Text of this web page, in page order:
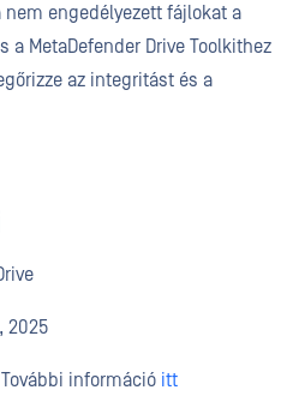
engedélyezett fájlokat a
a MetaDefender Drive Toolkithez
az integritást és a
2025
információ itt